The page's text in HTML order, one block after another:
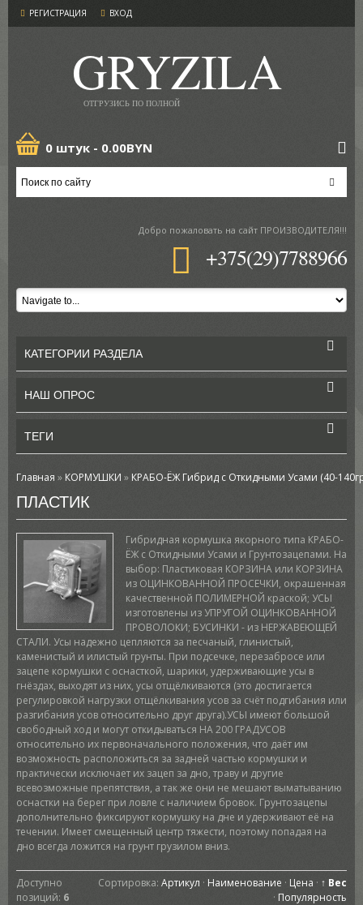
РЕГИСТРАЦИЯ ВХОД
GRYZILA
ОТГРУЗИСЬ ПО ПОЛНОЙ
0 штук - 0.00BYN
Добро пожаловать на сайт ПРОИЗВОДИТЕЛЯ!!!
+375(29)7788966
КАТЕГОРИИ РАЗДЕЛА
НАШ ОПРОС
ТЕГИ
Главная » КОРМУШКИ » КРАБО-ЁЖ Гибрид с Откидными Усами (40-
ПЛАСТИК
Гибридная кормушка якорного типа КРАБО-
ЁЖ с Откидными Усами и Грунтозацепами. На
выбор: Пластиковая КОРЗИНА или КОРЗИНА
из ОЦИНКОВАННОЙ ПРОСЕЧКИ, окрашенная
качественной ПОЛИМЕРНОЙ краской; УСЫ
изготовлены из УПРУГОЙ ОЦИНКОВАННОЙ
ПРОВОЛОКИ; БУСИНКИ - из НЕРЖАВЕЮЩЕЙ
СТАЛИ. Усы надежно цепляются за песчаный, глинистый,
каменистый и илистый грунты. При подсечке, перезабросе или
зацепе кормушки с оснасткой, шарики, удерживающие усы в
гнёздах, выходят из них, усы отщёлкиваются (это достигается
регулировкой нагрузки отщёлкивания усов за счёт подгибания или
разгибания усов относительно друг друга).УСЫ имеют большой
свободный ход и могут откидываться НА 200 ГРАДУСОВ
относительно их первоначального положения, что даёт им
возможность расположиться за задней частью кормушки и
практически исключает их зацеп за дно, траву и другие
всевозможные препятствия, а так же они не мешают выматыванию
оснастки на берег при ловле с наличием бровок. Грунтозацепы
дополнительно фиксируют кормушку на дне и удерживают её на
течении. Имеет смещенный центр тяжести, поэтому попадая на
дно всегда ложится на грунт грузилом вниз.
Доступно
позиций: 6
Сортировка: Артикул · Наименование · Цена · ↑ Вес
· Популярность